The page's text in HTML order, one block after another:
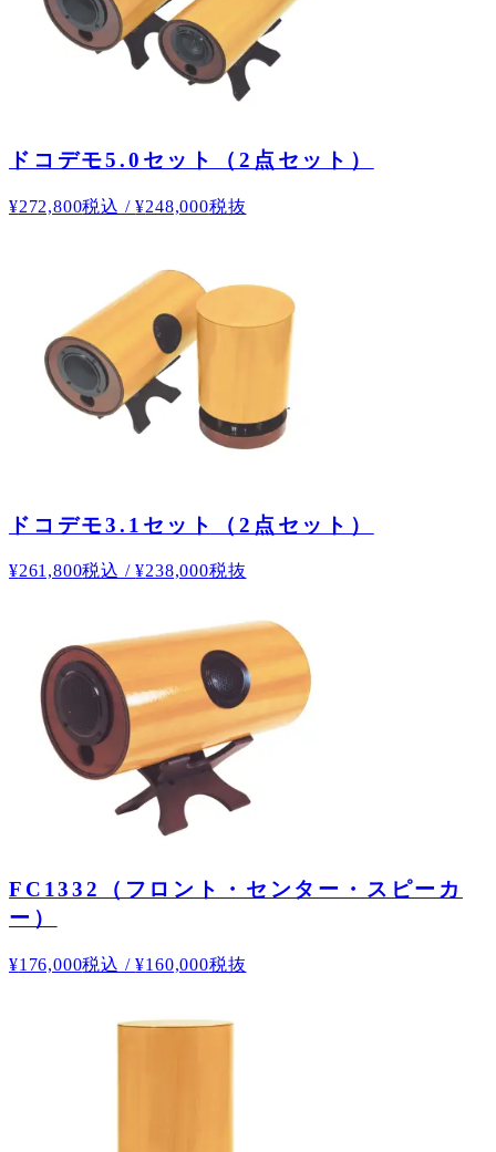
ドコデモ5.0セット（2点セット）
¥272,800税込 /¥248,000税抜
ドコデモ3.1セット（2点セット）
¥261,800税込 /¥238,000税抜
FC1332（フロント・センター・スピーカ
ー）
¥176,000税込 /¥160,000税抜